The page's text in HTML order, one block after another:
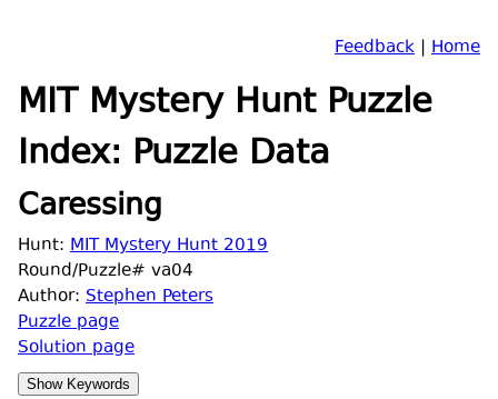
Feedback | Home
MIT Mystery Hunt Puzzle
Index: Puzzle Data
Caressing
Hunt: MIT Mystery Hunt 2019
Round/Puzzle# va04
Author: Stephen Peters
Puzzle page
Solution page